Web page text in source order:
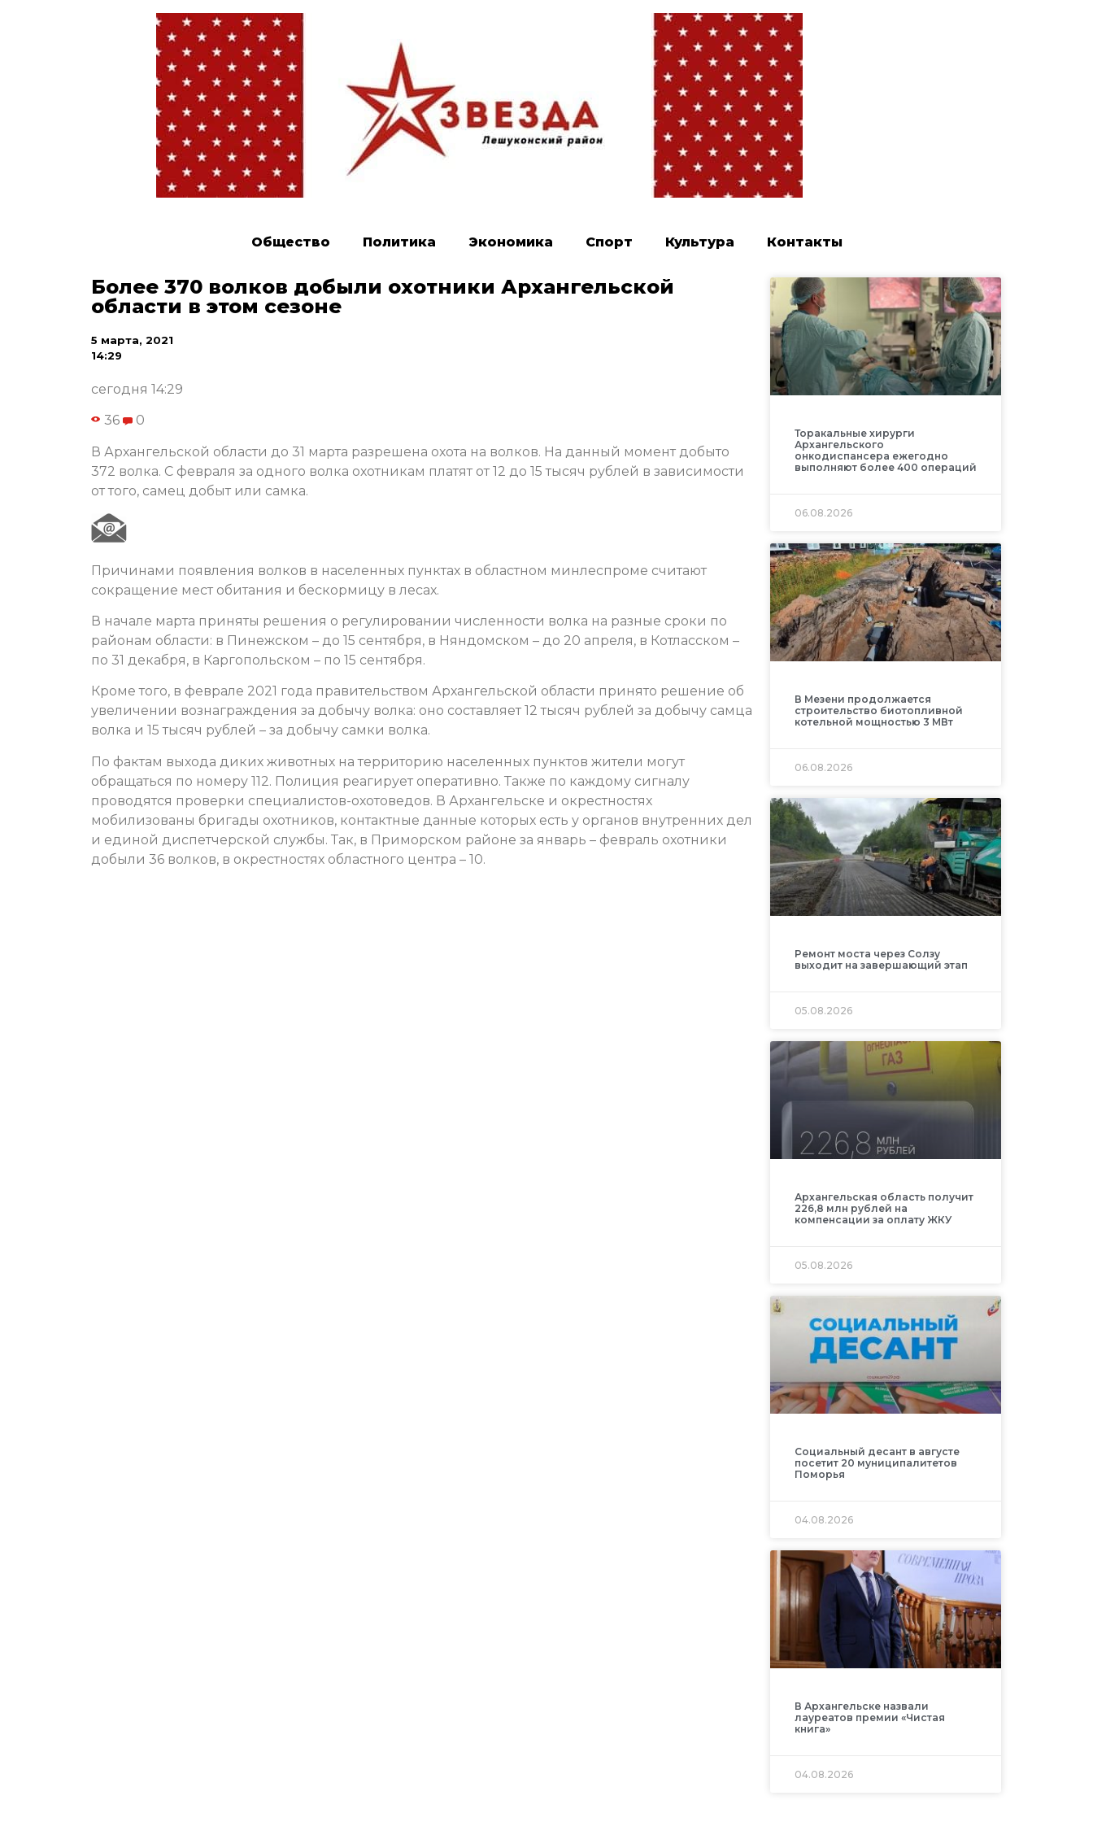
Общество Политика Экономика Спорт Культура Контакты
Более 370 волков добыли охотники Архангельской
области в этом сезоне
5 марта, 2021
14:29
сегодня 14:29
36 0
В Архангельской области до 31 марта разрешена охота на волков. На данный момент добыто
372 волка. С февраля за одного волка охотникам платят от 12 до 15 тысяч рублей в зависимости
от того, самец добыт или самка.
Причинами появления волков в населенных пунктах в областном минлеспроме считают
сокращение мест обитания и бескормицу в лесах.
В начале марта приняты решения о регулировании численности волка на разные сроки по
районам области: в Пинежском – до 15 сентября, в Няндомском – до 20 апреля, в Котласском –
по 31 декабря, в Каргопольском – по 15 сентября.
Кроме того, в феврале 2021 года правительством Архангельской области принято решение об
увеличении вознаграждения за добычу волка: оно составляет 12 тысяч рублей за добычу самца
волка и 15 тысяч рублей – за добычу самки волка.
По фактам выхода диких животных на территорию населенных пунктов жители могут
обращаться по номеру 112. Полиция реагирует оперативно. Также по каждому сигналу
проводятся проверки специалистов-охотоведов. В Архангельске и окрестностях
мобилизованы бригады охотников, контактные данные которых есть у органов внутренних дел
и единой диспетчерской службы. Так, в Приморском районе за январь – февраль охотники
добыли 36 волков, в окрестностях областного центра – 10.
Торакальные хирурги
Архангельского
онкодиспансера ежегодно
выполняют более 400 операций
06.08.2026
В Мезени продолжается
строительство биотопливной
котельной мощностью 3 МВт
06.08.2026
Ремонт моста через Солзу
выходит на завершающий этап
05.08.2026
Архангельская область получит
226,8 млн рублей на
компенсации за оплату ЖКУ
05.08.2026
Социальный десант в августе
посетит 20 муниципалитетов
Поморья
04.08.2026
В Архангельске назвали
лауреатов премии «Чистая
книга»
04.08.2026